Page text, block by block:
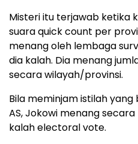
Misteri itu terjawab ketika
suara quick count per
menang oleh lembaga
dia kalah. Dia menang
secara wilayah/provinsi.
Bila meminjam istilah
AS, Jokowi menang
kalah electoral vote.